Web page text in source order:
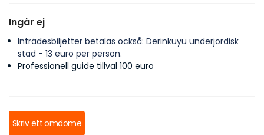
Ingår ej
Inträdesbiljetter betalas också: Derinkuyu underjordisk
stad - 13 euro per person.
Professionell guide tillval 100 euro
Skriv ett omdöme